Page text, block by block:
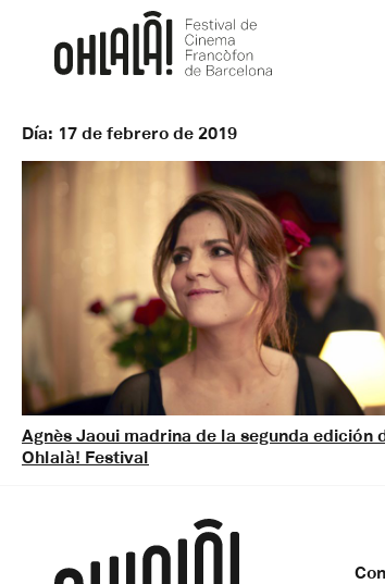
Día: 17 de febrero de 2019
Agnès Jaoui madrina de la segunda edición
Ohlalà! Festival